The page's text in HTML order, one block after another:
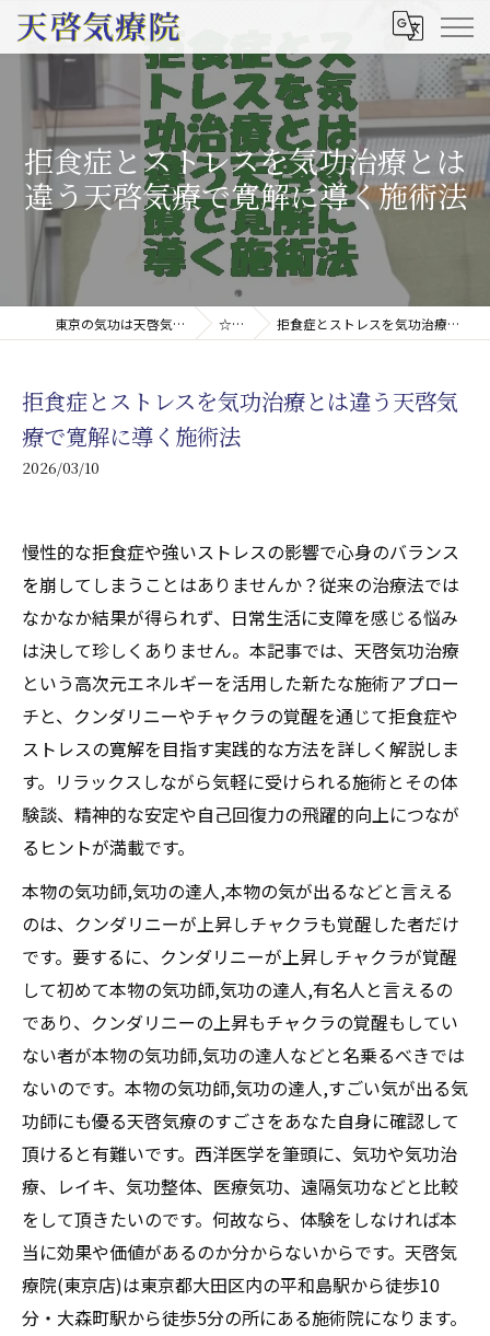
拒食症とストレスを気功治療とは
違う天啓気療で寛解に導く施術法
東京の気功は天啓気療院(天啓気功療法治療院) ☆コラム 拒食症とストレスを気功治療とは違う天啓気療で寛解に導く施術法
拒食症とストレスを気功治療とは違う天啓気
療で寛解に導く施術法
2026/03/10
慢性的な拒食症や強いストレスの影響で心身のバランス
を崩してしまうことはありませんか？従来の治療法では
なかなか結果が得られず、日常生活に支障を感じる悩み
は決して珍しくありません。本記事では、天啓気功治療
という高次元エネルギーを活用した新たな施術アプロー
チと、クンダリニーやチャクラの覚醒を通じて拒食症や
ストレスの寛解を目指す実践的な方法を詳しく解説しま
す。リラックスしながら気軽に受けられる施術とその体
験談、精神的な安定や自己回復力の飛躍的向上につなが
るヒントが満載です。
本物の気功師,気功の達人,本物の気が出るなどと言える
のは、クンダリニーが上昇しチャクラも覚醒した者だけ
です。要するに、クンダリニーが上昇しチャクラが覚醒
して初めて本物の気功師,気功の達人,有名人と言えるの
であり、クンダリニーの上昇もチャクラの覚醒もしてい
ない者が本物の気功師,気功の達人などと名乗るべきでは
ないのです。本物の気功師,気功の達人,すごい気が出る気
功師にも優る天啓気療のすごさをあなた自身に確認して
頂けると有難いです。西洋医学を筆頭に、気功や気功治
療、レイキ、気功整体、医療気功、遠隔気功などと比較
をして頂きたいのです。何故なら、体験をしなければ本
当に効果や価値があるのか分からないからです。天啓気
療院(東京店)は東京都大田区内の平和島駅から徒歩10
分・大森町駅から徒歩5分の所にある施術院になります。